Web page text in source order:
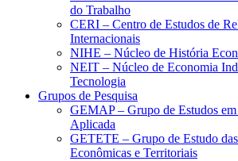
do Trabalho
CERI – Centro de Estudos de
Internacionais
NIHE – Núcleo de História
NEIT – Núcleo de Economia
Tecnologia
Grupos de Pesquisa
GEMAP – Grupo de Estudos
Aplicada
GETETE – Grupo de Estudo
Econômicas e Territoriais